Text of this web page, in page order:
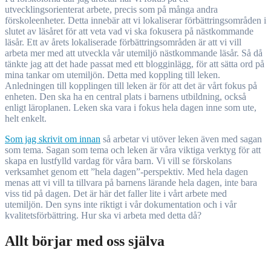
utvecklingsorienterat arbete, precis som på många andra
förskoleenheter. Detta innebär att vi lokaliserar förbättringsområden i
slutet av läsåret för att veta vad vi ska fokusera på nästkommande
läsår. Ett av årets lokaliserade förbättringsområden är att vi vill
arbeta mer med att utveckla vår utemiljö nästkommande läsår. Så då
tänkte jag att det hade passat med ett blogginlägg, för att sätta ord på
mina tankar om utemiljön. Detta med koppling till leken.
Anledningen till kopplingen till leken är för att det är vårt fokus på
enheten. Den ska ha en central plats i barnens utbildning, också
enligt läroplanen. Leken ska vara i fokus hela dagen inne som ute,
helt enkelt.
Som jag skrivit om innan så arbetar vi utöver leken även med sagan
som tema. Sagan som tema och leken är våra viktiga verktyg för att
skapa en lustfylld vardag för våra barn. Vi vill se förskolans
verksamhet genom ett ”hela dagen”-perspektiv. Med hela dagen
menas att vi vill ta tillvara på barnens lärande hela dagen, inte bara
viss tid på dagen. Det är här det faller lite i vårt arbete med
utemiljön. Den syns inte riktigt i vår dokumentation och i vår
kvalitetsförbättring. Hur ska vi arbeta med detta då?
Allt börjar med oss själva